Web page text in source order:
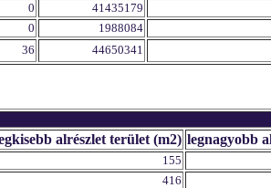
0 41435179
0 1988084
36 44650341
alrészlet terület (m2) legnagyobb
155
416